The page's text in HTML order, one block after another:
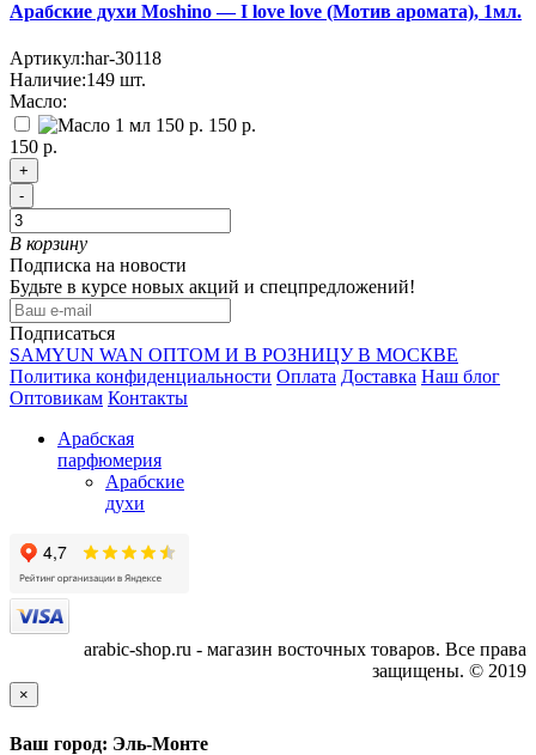
Арабские духи Moshino — I love love (Мотив аромата), 1мл.
Артикул:har-30118
Наличие:149 шт.
Масло:
150 р.
150 р.
+
-
В корзину
Подписка на новости
Будьте в курсе новых акций и спецпредложений!
Подписаться
SAMYUN WAN ОПТОМ И В РОЗНИЦУ В МОСКВЕ
Политика конфиденциальности Оплата Доставка Наш блог
Оптовикам Контакты
Арабская
парфюмерия
Арабские
духи
arabic-shop.ru - магазин восточных товаров. Все права
защищены. © 2019
×
Ваш город: Эль-Монте